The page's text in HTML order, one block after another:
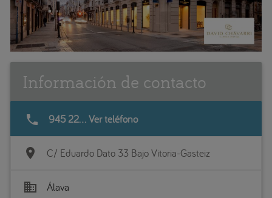
Información de contacto
phone 945 22... Ver teléfono
location_on C/ Eduardo Dato 33 Bajo Vitoria-Gasteiz
business Álava